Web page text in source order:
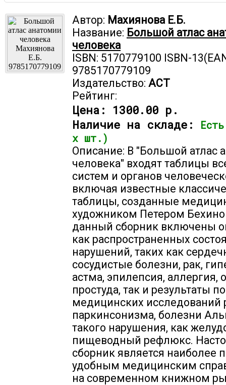
Автор: Махиянова Е.Б.
Название: Большой атлас
человека
ISBN: 5170779100 ISBN-
9785170779109
Издательство: АСТ
Рейтинг:
Цена: 1300.00 р.
Наличие на складе:
х шт.)
Описание: В "Большой атлас
человека" входят таблицы
систем и органов
включая известные
таблицы, созданные
художником Петером
данный сборник включены
как распространенных
нарушений, таких как
сосудистые болезни, рак,
астма, эпилепсия, аллергия,
простуда, так и результаты
медицинских исследований
паркинсонизма, болезни
такого нарушения, как
пищеводный рефлюкс.
сборник является наиболее
удобным медицин­ским
на современном книжном